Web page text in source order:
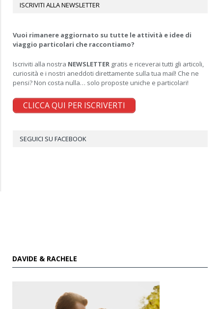
ISCRIVITI ALLA NEWSLETTER
Vuoi rimanere aggiornato su tutte le attività e idee di
viaggio particolari che raccontiamo?
Iscriviti alla nostra NEWSLETTER gratis e riceverai tutti gli articoli,
curiosità e i nostri aneddoti direttamente sulla tua mail! Che ne
pensi? Non costa nulla… solo proposte uniche e particolari!
CLICCA QUI PER ISCRIVERTI
SEGUICI SU FACEBOOK
DAVIDE & RACHELE